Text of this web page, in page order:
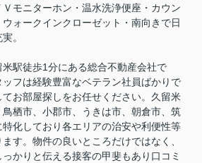
モニターホン・温水洗浄便座・カウン
ウォークインクローゼット・南向きで日
。
米駅徒歩1分にある総合不動産会社で
フは経験豊富なベテラン社員ばかりで
お部屋探しをお任せください。久留米
栖市、小郡市、うきは市、朝倉市、筑
化しており各エリアの治安や利便性等
す。物件の良いところだけではなく、
かりと伝える接客の甲斐もあり口コミ